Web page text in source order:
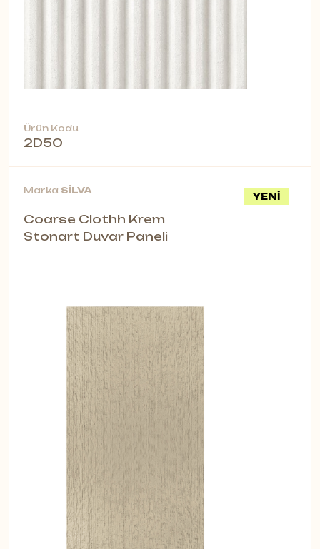
Ürün Kodu
2D50
YENİ
Marka SİLVA
Coarse Clothh Krem
Stonart Duvar Paneli